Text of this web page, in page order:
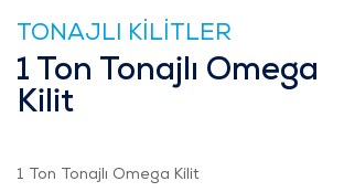
TONAJLI KİLİTLER
1 Ton Tonajlı Omega
Kilit
1 Ton Tonajlı Omega Kilit